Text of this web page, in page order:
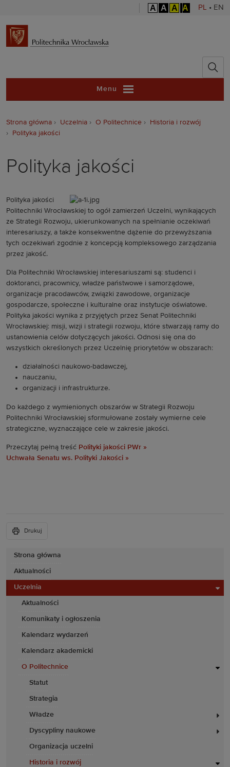
A A A A PL • EN
Politechnika
Menu
Strona główna
Aktualności
Uczelnia
Aktualności
Komunikaty i ogłoszenia
Kalendarz wydarzeń
Kalendarz akademicki
O Politechnice
Statut
Strategia
Władze
Dyscypliny naukowe
Organizacja uczelni
Historia i rozwój
Strona główna Uczelnia O Politechnice
Historia i rozwój
Polityka jakości
Polityka jakości
Polityka jakości
Politechniki Wrocławskiej to ogół zamierzeń Uczelni, wynikających
ze Strategii Rozwoju, ukierunkowanych na spełnianie oczekiwań
interesariuszy, a także konsekwentne dążenie do przewyższania
tych oczekiwań zgodnie z koncepcją kompleksowego zarządzania
przez jakość.
Dla Politechniki Wrocławskiej interesariuszami są: studenci i
doktoranci, pracownicy, władze państwowe i samorządowe,
organizacje pracodawców, związki zawodowe, organizacje
gospodarcze, społeczne i kulturalne oraz instytucje oświatowe.
Polityka jakości wynika z przyjętych przez Senat Politechniki
Wrocławskiej: misji, wizji i strategii rozwoju, które stwarzają ramy do
ustanowienia celów dotyczących jakości. Odnosi się ona do
wszystkich określonych przez Uczelnię priorytetów w obszarach:
działalności naukowo-badawczej,
nauczaniu,
organizacji i infrastrukturze.
Do każdego z wymienionych obszarów w Strategii Rozwoju
Politechniki Wrocławskiej sformułowane zostały wymierne cele
strategiczne, wyznaczające cele w zakresie jakości.
Przeczytaj pełną treść Polityki jakości PWr »
Uchwała Senatu ws. Polityki Jakości »
Drukuj